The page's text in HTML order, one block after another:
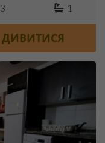
3 1
ДИВИТИСЯ